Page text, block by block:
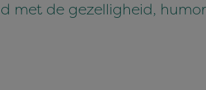
met de gezelligheid, humor